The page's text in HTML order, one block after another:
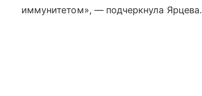
иммунитетом», — подчеркнула Ярцева.